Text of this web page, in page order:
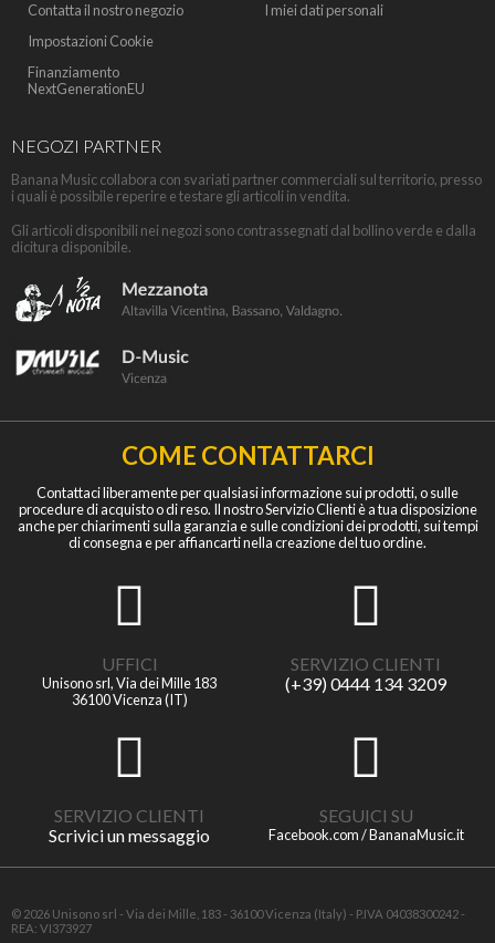
Contatta il nostro negozio
Impostazioni Cookie
Finanziamento
NextGenerationEU
I miei dati personali
NEGOZI PARTNER
Banana Music collabora con svariati partner commerciali sul territorio, presso
i quali è possibile reperire e testare gli articoli in vendita.
Gli articoli disponibili nei negozi sono contrassegnati dal bollino verde e dalla
dicitura disponibile.
COME CONTATTARCI
Contattaci liberamente per qualsiasi informazione sui prodotti, o sulle
procedure di acquisto o di reso. Il nostro Servizio Clienti è a tua disposizione
anche per chiarimenti sulla garanzia e sulle condizioni dei prodotti, sui tempi
di consegna e per affiancarti nella creazione del tuo ordine.
UFFICI
Unisono srl, Via dei Mille 183
36100 Vicenza (IT)
SERVIZIO CLIENTI
(+39) 0444 134 3209
SERVIZIO CLIENTI
Scrivici un messaggio
SEGUICI SU
Facebook.com / BananaMusic.it
© 2026 Unisono srl - Via dei Mille, 183 - 36100 Vicenza (Italy) - P.IVA 04038300242 -
REA: VI373927